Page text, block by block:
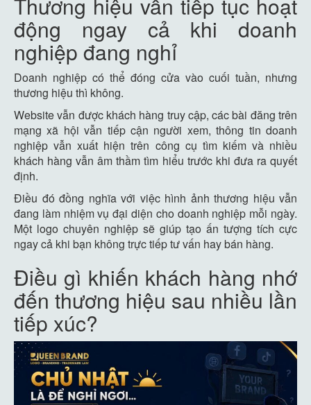
động ngay cả khi doanh
nghiệp đang nghỉ
Doanh nghiệp có thể đóng cửa vào cuối tuần, nhưng
thương hiệu thì không.
Website vẫn được khách hàng truy cập, các bài đăng trên
mạng xã hội vẫn tiếp cận người xem, thông tin doanh
nghiệp vẫn xuất hiện trên công cụ tìm kiếm và nhiều
khách hàng vẫn âm thầm tìm hiểu trước khi đưa ra quyết
định.
Điều đó đồng nghĩa với việc hình ảnh thương hiệu vẫn
đang làm nhiệm vụ đại diện cho doanh nghiệp mỗi ngày.
Một logo chuyên nghiệp sẽ giúp tạo ấn tượng tích cực
ngay cả khi bạn không trực tiếp tư vấn hay bán hàng.
Điều gì khiến khách hàng nhớ
đến thương hiệu sau nhiều lần
tiếp xúc?